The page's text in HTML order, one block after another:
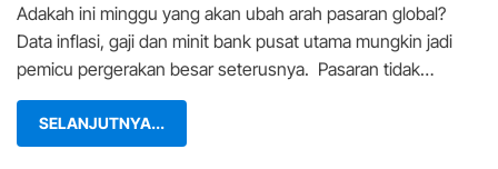
Akan
Goncang
Pasaran
Adakah ini minggu yang akan ubah arah pasaran global?
Data inflasi, gaji dan minit bank pusat utama mungkin jadi
pemicu pergerakan besar seterusnya. Pasaran tidak…
SELANJUTNYA...